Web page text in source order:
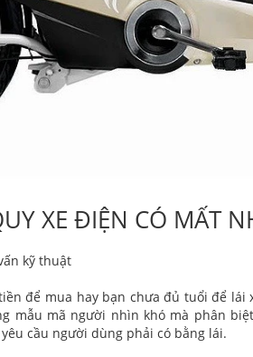
XE ĐIỆN CÓ MẤT
kỹ thuật
để mua hay bạn chưa đủ tuổi để lái
mẫu mã người nhìn khó mà phân
cầu người dùng phải có bằng lái.